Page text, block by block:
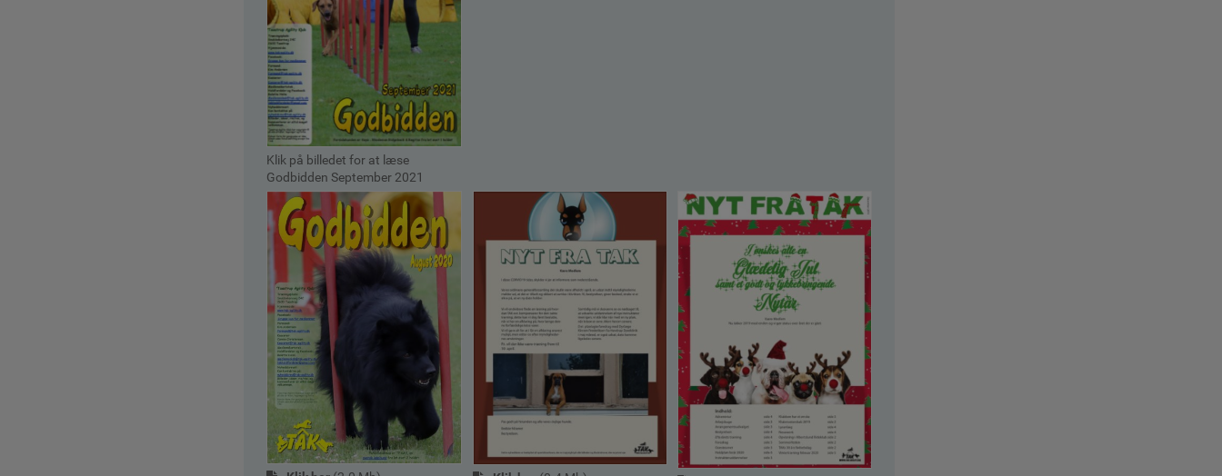
Klik på billedet for at læse
Godbidden September 2021